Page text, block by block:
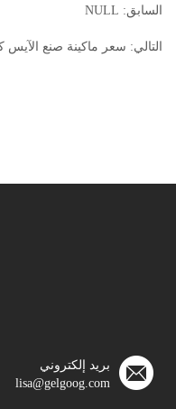
السابق: NULL
التالي: سعر ماكينة صنع الآيس
بريد إلكتروني
lisa@gelgoog.com